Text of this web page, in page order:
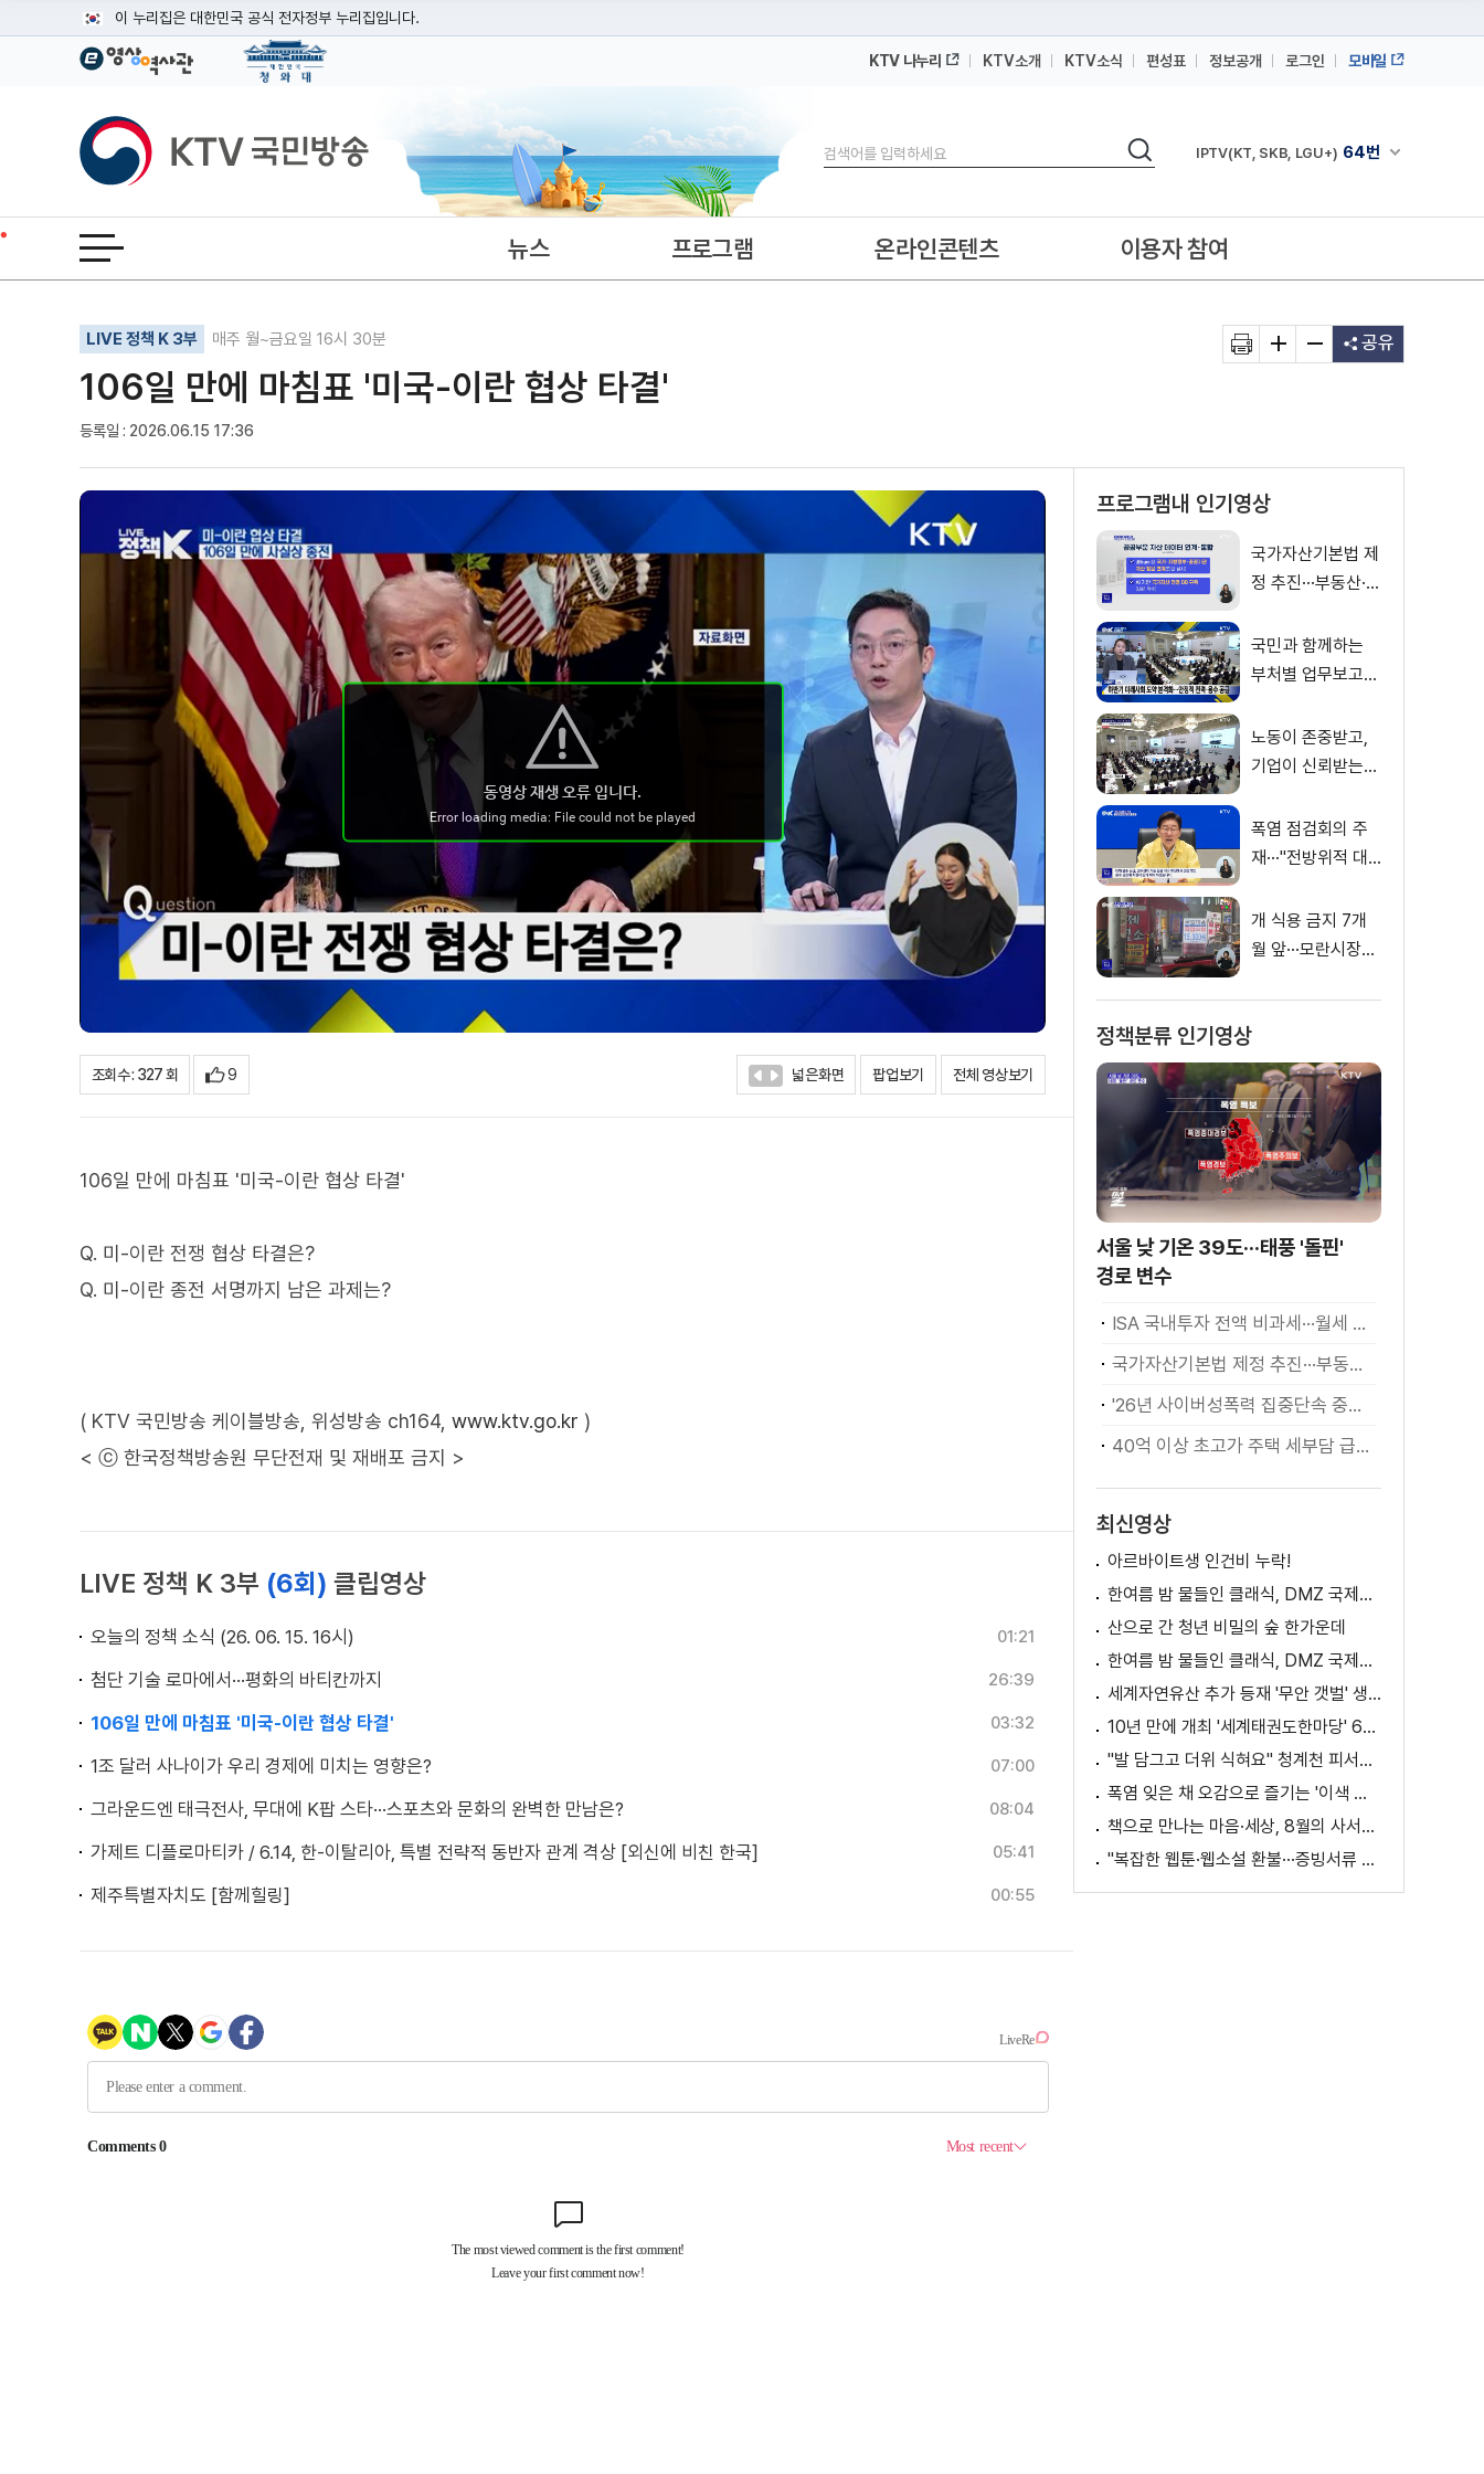
이 누리집은 대한민국 공식 전자정부 누리집입니다.
공식 누리집 주소 확인하기
이밖에 or.kr 또는 .kr등 다른 도메인 주소를 사용하고 있다면 아래 URL에서 도메인 주소를 확인해 보세요
운영중인 공식 누리집보기
KTV 나누리 KTV소개 KTV소식 편성표 정보공개 로그인 모바일
KTV국민방송
검색
검색 채널안내 펼쳐
IPTV(KT, SKB, LGU+) 64번
IPTV(KT, SKB, LGU+)
전체메뉴 열기 뉴스 프로그램 온라인콘텐츠 이용자 참여
LIVE 정책 K 3부 매주 월~금요일 16시 30분
106일 만에 마침표 '미국-이란 협상 타결'
등록일 : 2026.06.15 17:36
기사인쇄
글자확대
글자축소 공유
조회수 : 327 회 9 넓은화면 팝업보기 전체 영상보기
106일 만에 마침표 '미국-이란 협상 타결'
Q. 미-이란 전쟁 협상 타결은?
Q. 미-이란 종전 서명까지 남은 과제는?
( KTV 국민방송 케이블방송, 위성방송 ch164, www.ktv.go.kr )
< ⓒ 한국정책방송원 무단전재 및 재배포 금지 >
LIVE 정책 K 3부 (6회) 클립영상
오늘의 정책 소식 (26. 06. 15. 16시) 01:21
첨단 기술 로마에서···평화의 바티칸까지 26:39
106일 만에 마침표 '미국-이란 협상 타결' 03:32
1조 달러 사나이가 우리 경제에 미치는 영향은? 07:00
그라운드엔 태극전사, 무대에 K팝 스타···스포츠와 문화의 완벽한 만남은? 08:04
가제트 디플로마티카 / 6.14, 한-이탈리아, 특별 전략적 동반자 관계 격상 [외신에 비친 한국] 05:41
제주특별자치도 [함께힐링] 00:55
프로그램내 인기영상
국가자산기본법 제
정 추진···부동산·주
국민과 함께하는
부처별 업무보고
노동이 존중받고,
기업이 신뢰받는
폭염 점검회의 주
재···"전방위적 대
개 식용 금지 7개
월 앞···모란시장
정책분류 인기영상
서울 낮 기온 39도···태풍 '돌핀'
경로 변수
ISA 국내투자 전액 비과세···월세 세액공제 확대
국가자산기본법 제정 추진···부동산·주식 등 통합 관리
'26년 사이버성폭력 집중단속 중간성과 발표···향후 추진계획은?
40억 이상 초고가 주택 세부담 급증···실수요자 보호 강화
최신영상
아르바이트생 인건비 누락!
한여름 밤 물들인 클래식, DMZ 국제음악제 성황
산으로 간 청년 비밀의 숲 한가운데
한여름 밤 물들인 클래식, DMZ 국제음악제 성황
세계자연유산 추가 등재 '무안 갯벌' 생태 체험
10년 만에 개최 '세계태권도한마당' 61개국 참가
"발 담그고 더위 식혀요" 청계천 피서지로 인기
폭염 잊은 채 오감으로 즐기는 '이색 독서' 인기
책으로 만나는 마음·세상, 8월의 사서추천도서
"복잡한 웹툰·웹소설 환불···증빙서류 요구까지"